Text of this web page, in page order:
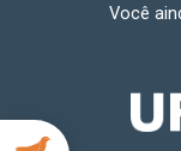
Você